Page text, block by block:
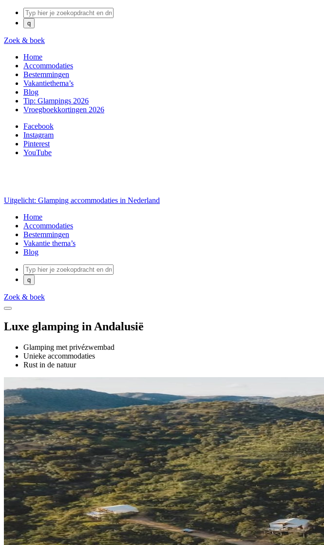
Zoek & boek
Home
Accommodaties
Bestemmingen
Vakantiethema’s
Blog
Tip: Glampings 2026
Vroegboekkortingen 2026
Facebook
Instagram
Pinterest
YouTube
Uitgelicht: Glamping accommodaties in Nederland
Home
Accommodaties
Bestemmingen
Vakantie thema’s
Blog
Zoek & boek
Luxe glamping in Andalusië
Glamping met privézwembad
Unieke accommodaties
Rust in de natuur